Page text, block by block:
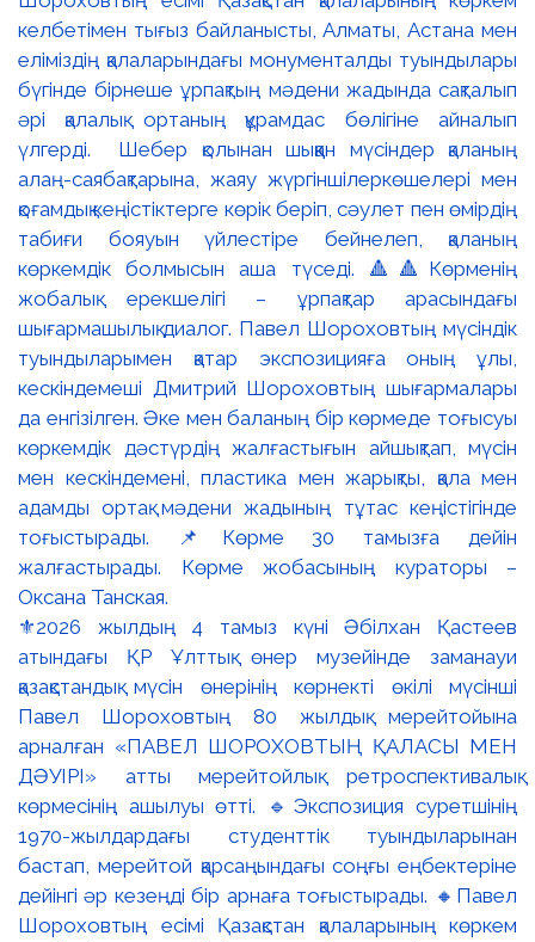
⚜️2026 жылдың 4 тамыз күні Әбілхан Қастеев
атындағы ҚР Ұлттық өнер музейінде заманауи
қазақстандық мүсін өнерінің көрнекті өкілі мүсінші
Павел Шороховтың 80 жылдық мерейтойына
арналған «ПАВЕЛ ШОРОХОВТЫҢ ҚАЛАСЫ МЕН
ДӘУІРІ» атты мерейтойлық ретроспективалық
көрмесінің ашылуы өтті. 🔹Экспозиция суретшінің
1970-жылдардағы студенттік туындыларынан
бастап, мерейтой қарсаңындағы соңғы еңбектеріне
дейінгі әр кезеңді бір арнаға тоғыстырады. 🔸Павел
Шороховтың есімі Қазақстан қалаларының көркем